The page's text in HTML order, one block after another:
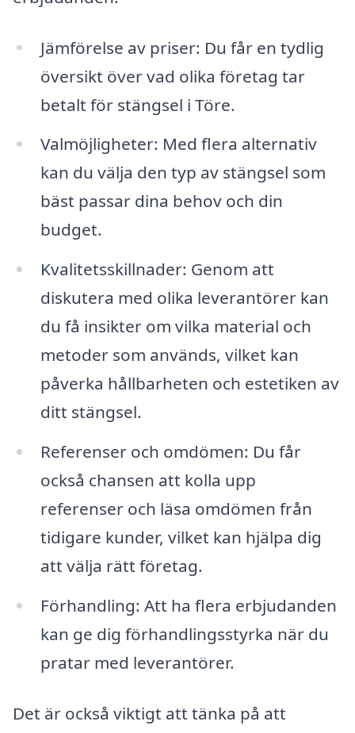
Jämförelse av priser: Du får en tydlig
översikt över vad olika företag tar
betalt för stängsel i Töre.
Valmöjligheter: Med flera alternativ
kan du välja den typ av stängsel som
bäst passar dina behov och din
budget.
Kvalitetsskillnader: Genom att
diskutera med olika leverantörer kan
du få insikter om vilka material och
metoder som används, vilket kan
påverka hållbarheten och estetiken av
ditt stängsel.
Referenser och omdömen: Du får
också chansen att kolla upp
referenser och läsa omdömen från
tidigare kunder, vilket kan hjälpa dig
att välja rätt företag.
Förhandling: Att ha flera erbjudanden
kan ge dig förhandlingsstyrka när du
pratar med leverantörer.
Det är också viktigt att tänka på att